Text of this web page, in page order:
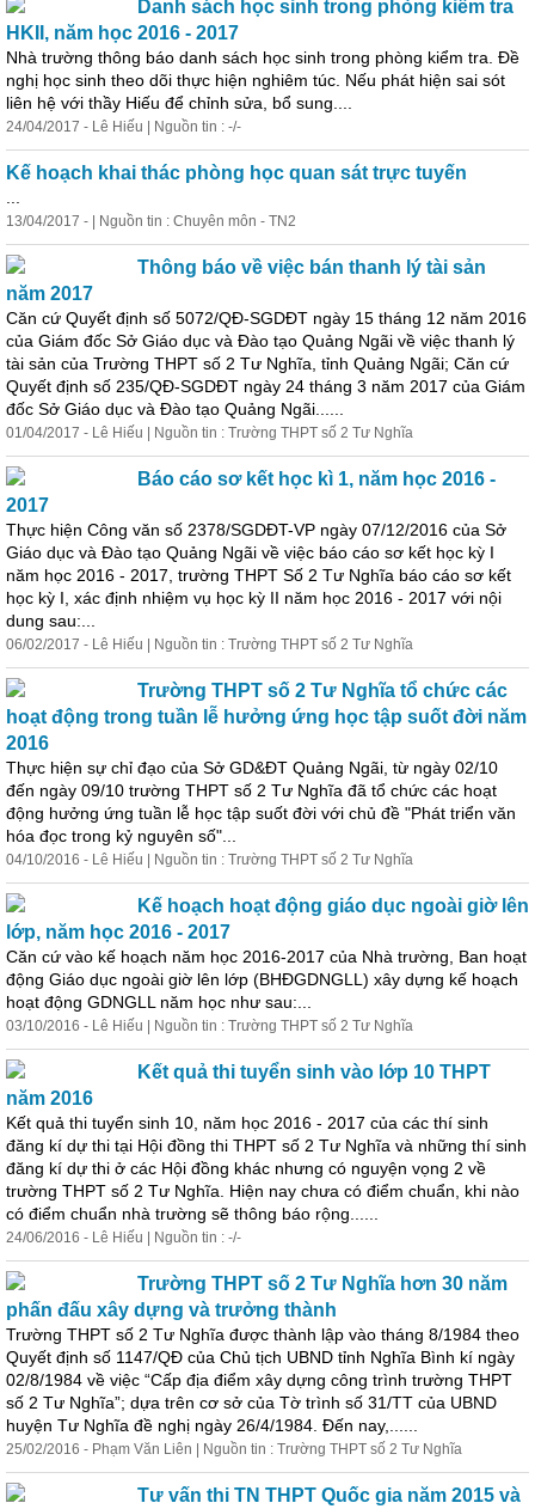
Danh sách học sinh trong phòng kiểm tra
HKII, năm học 2016 - 2017
Nhà trường thông báo danh sách học sinh trong phòng kiểm tra. Đề
nghị học sinh theo dõi thực hiện nghiêm túc. Nếu phát hiện sai sót
liên hệ với thầy Hiếu để chỉnh sửa, bổ sung....
24/04/2017 - Lê Hiếu | Nguồn tin : -/-
Kế hoạch khai thác phòng học quan sát trực tuyến
13/04/2017 - | Nguồn tin : Chuyên môn - TN2
Thông báo về việc bán thanh lý tài sản
năm 2017
Căn cứ Quyết định số 5072/QĐ-SGDĐT ngày 15 tháng 12 năm 2016
của Giám đốc Sở Giáo dục và Đào tạo Quảng Ngãi về việc thanh lý
tài sản của Trường THPT số 2 Tư Nghĩa, tỉnh Quảng Ngãi; Căn cứ
Quyết định số 235/QĐ-SGDĐT ngày 24 tháng 3 năm 2017 của Giám
đốc Sở Giáo dục và Đào tạo Quảng Ngãi......
01/04/2017 - Lê Hiếu | Nguồn tin : Trường THPT số 2 Tư Nghĩa
Báo cáo sơ kết học kì 1, năm học 2016 -
2017
Thực hiện Công văn số 2378/SGDĐT-VP ngày 07/12/2016 của Sở
Giáo dục và Đào tạo Quảng Ngãi về việc báo cáo sơ kết học kỳ I
năm học 2016 - 2017, trường THPT Số 2 Tư Nghĩa báo cáo sơ kết
học kỳ I, xác định nhiệm vụ học kỳ II năm học 2016 - 2017 với nội
dung sau:...
06/02/2017 - Lê Hiếu | Nguồn tin : Trường THPT số 2 Tư Nghĩa
Trường THPT số 2 Tư Nghĩa tổ chức các
hoạt động trong tuần lễ hưởng ứng học tập suốt đời năm
2016
Thực hiện sự chỉ đạo của Sở GD&ĐT Quảng Ngãi, từ ngày 02/10
đến ngày 09/10 trường THPT số 2 Tư Nghĩa đã tổ chức các hoạt
động hưởng ứng tuần lễ học tập suốt đời với chủ đề "Phát triển văn
hóa đọc trong kỷ nguyên số"...
04/10/2016 - Lê Hiếu | Nguồn tin : Trường THPT số 2 Tư Nghĩa
Kế hoạch hoạt động giáo dục ngoài giờ lên
lớp, năm học 2016 - 2017
Căn cứ vào kế hoạch năm học 2016-2017 của Nhà trường, Ban hoạt
động Giáo dục ngoài giờ lên lớp (BHĐGDNGLL) xây dựng kế hoạch
hoạt động GDNGLL năm học như sau:...
03/10/2016 - Lê Hiếu | Nguồn tin : Trường THPT số 2 Tư Nghĩa
Kết quả thi tuyển sinh vào lớp 10 THPT
năm 2016
Kết quả thi tuyển sinh 10, năm học 2016 - 2017 của các thí sinh
đăng kí dự thi tại Hội đồng thi THPT số 2 Tư Nghĩa và những thí sinh
đăng kí dự thi ở các Hội đồng khác nhưng có nguyện vọng 2 về
trường THPT số 2 Tư Nghĩa. Hiện nay chưa có điểm chuẩn, khi nào
có điểm chuẩn nhà trường sẽ thông báo rộng......
24/06/2016 - Lê Hiếu | Nguồn tin : -/-
Trường THPT số 2 Tư Nghĩa hơn 30 năm
phấn đấu xây dựng và trưởng thành
Trường THPT số 2 Tư Nghĩa được thành lập vào tháng 8/1984 theo
Quyết định số 1147/QĐ của Chủ tịch UBND tỉnh Nghĩa Bình kí ngày
02/8/1984 về việc “Cấp địa điểm xây dựng công trình trường THPT
số 2 Tư Nghĩa”; dựa trên cơ sở của Tờ trình số 31/TT của UBND
huyện Tư Nghĩa đề nghị ngày 26/4/1984. Đến nay,......
25/02/2016 - Phạm Văn Liên | Nguồn tin : Trường THPT số 2 Tư Nghĩa
Tư vấn thi TN THPT Quốc gia năm 2015 và